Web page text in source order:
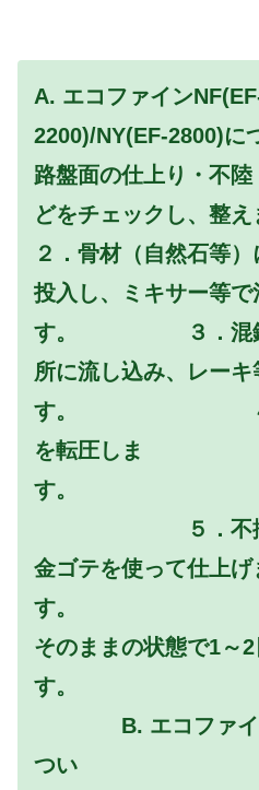
A. エコファイン
2200)/NY(EF-
路盤面の仕上り・不
どをチェックし
２．骨材（自然石等
投入し、ミキサー等で
す。 ３．混錬し
所に流し込み、レーキ
す。 ４．必
を転圧しま
す
５．不揃い表
金ゴテを使って仕上げ
す。
そのままの状態で1～2
す。
B. エコファイン
つい